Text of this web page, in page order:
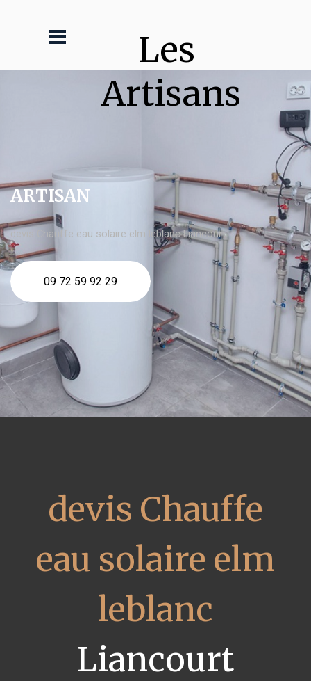
Les
Artisans
ARTISAN
devis Chauffe eau solaire elm leblanc Liancourt
09 72 59 92 29
devis Chauffe
eau solaire elm
leblanc
Liancourt